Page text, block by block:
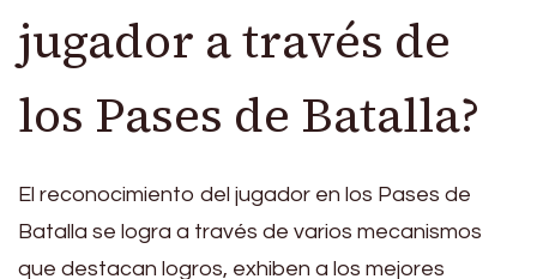
jugador a través de
los Pases de Batalla?
El reconocimiento del jugador en los Pases de
Batalla se logra a través de varios mecanismos
que destacan logros, exhiben a los mejores